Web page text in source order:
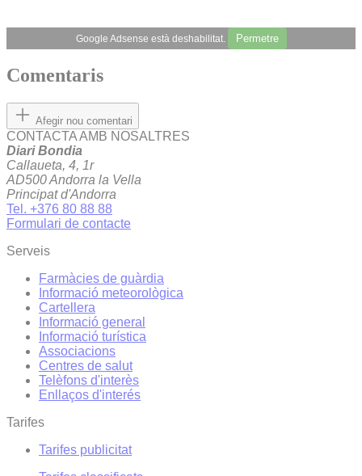
Google Adsense està deshabilitat. Permetre
Comentaris
Afegir nou comentari
CONTACTA AMB NOSALTRES
Diari Bondia
Callaueta, 4, 1r
AD500 Andorra la Vella
Principat d'Andorra
Tel. +376 80 88 88
Formulari de contacte
Serveis
Farmàcies de guàrdia
Informació meteorològica
Cartellera
Informació general
Informació turística
Associacions
Centres de salut
Telèfons d'interès
Enllaços d'interés
Tarifes
Tarifes publicitat